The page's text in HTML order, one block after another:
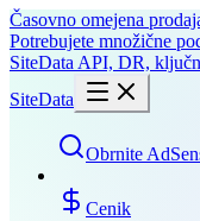
Časovno omejena
Potrebujete množične
SiteData API, DR,
SiteData
Obrnite
Cenik